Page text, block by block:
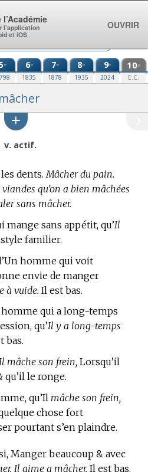
e 6e
1835
7e
1878
8e
1935
9e
2024
10e
E.C.
mâcher
v. actif.
dents. Mâcher du pain.
qu’on a bien mâchées
sans mâcher.
mange sans appétit, qu’Il
familier.
homme qui voit
envie de manger
à vuide. Il est bas.
homme qui a long-temps
qu’Il y a long-temps
bas.
Il mâche son frein, Lorsqu’il
qu’il le ronge.
qu’Il mâche son frein,
chose fort
pourtant s’en plaindre.
Manger beaucoup & avec
Il aime a mâcher. Il est bas.
l’application
et iOS
OUVRIR